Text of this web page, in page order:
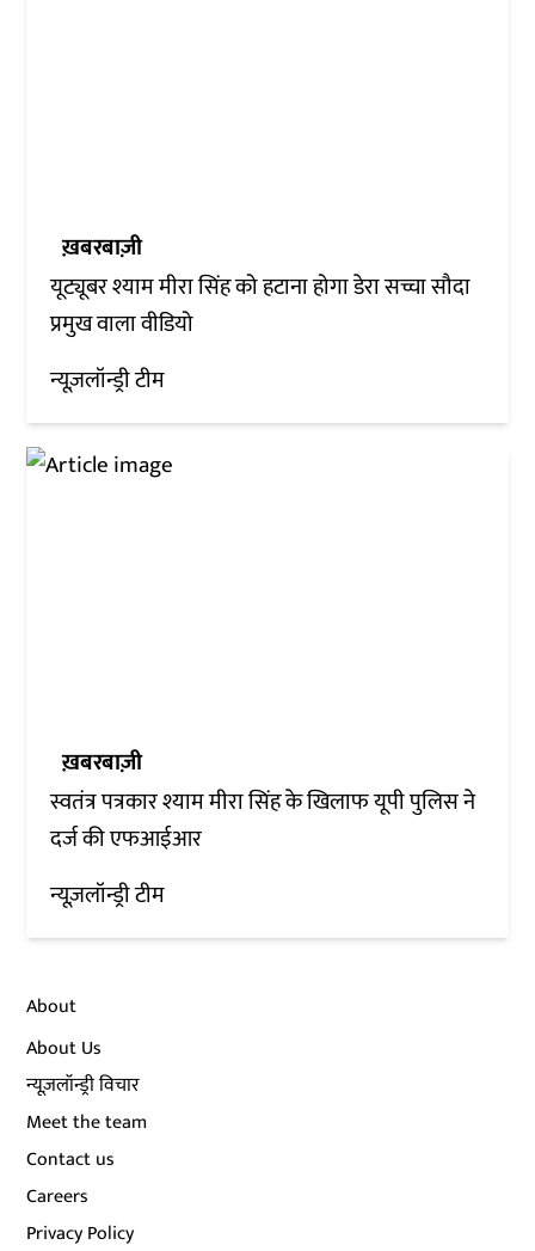
ख़बरबाज़ी
यूट्यूबर श्याम मीरा सिंह को हटाना होगा डेरा सच्चा सौदा
प्रमुख वाला वीडियो
न्यूज़लॉन्ड्री टीम
ख़बरबाज़ी
स्वतंत्र पत्रकार श्याम मीरा सिंह के खिलाफ यूपी पुलिस ने
दर्ज की एफआईआर
न्यूज़लॉन्ड्री टीम
About
About Us
न्यूज़लॉन्ड्री विचार
Meet the team
Contact us
Careers
Privacy Policy